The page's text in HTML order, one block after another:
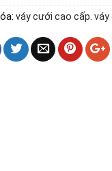
váy cưới cao cấp.